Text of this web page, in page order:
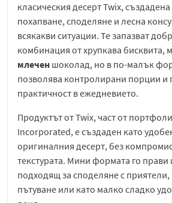
класическия десерт Twix,
похапване, споделяне и лесна
всякакви ситуации. Те запазват
комбинация от хрупкава бисквита,
млечен шоколад, но в по-малък
позволява контролирани порции и
практичност в ежедневието.
Продуктът отTwix, част от
Incorporated, е създаден като
оригиналния десерт, без
текстурата. Мини формата го
подходящ за споделяне с приятели,
пътуване или като малко сладко